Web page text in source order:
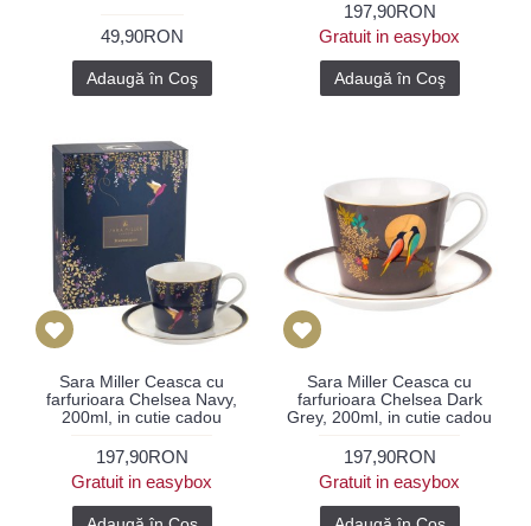
49,90RON
Adaugă în Coş
197,90RON
Gratuit in easybox
Adaugă în Coş
Sara Miller Ceasca cu
farfurioara Chelsea Navy,
200ml, in cutie cadou
197,90RON
Gratuit in easybox
Sara Miller Ceasca cu
farfurioara Chelsea Dark
Grey, 200ml, in cutie cadou
197,90RON
Gratuit in easybox